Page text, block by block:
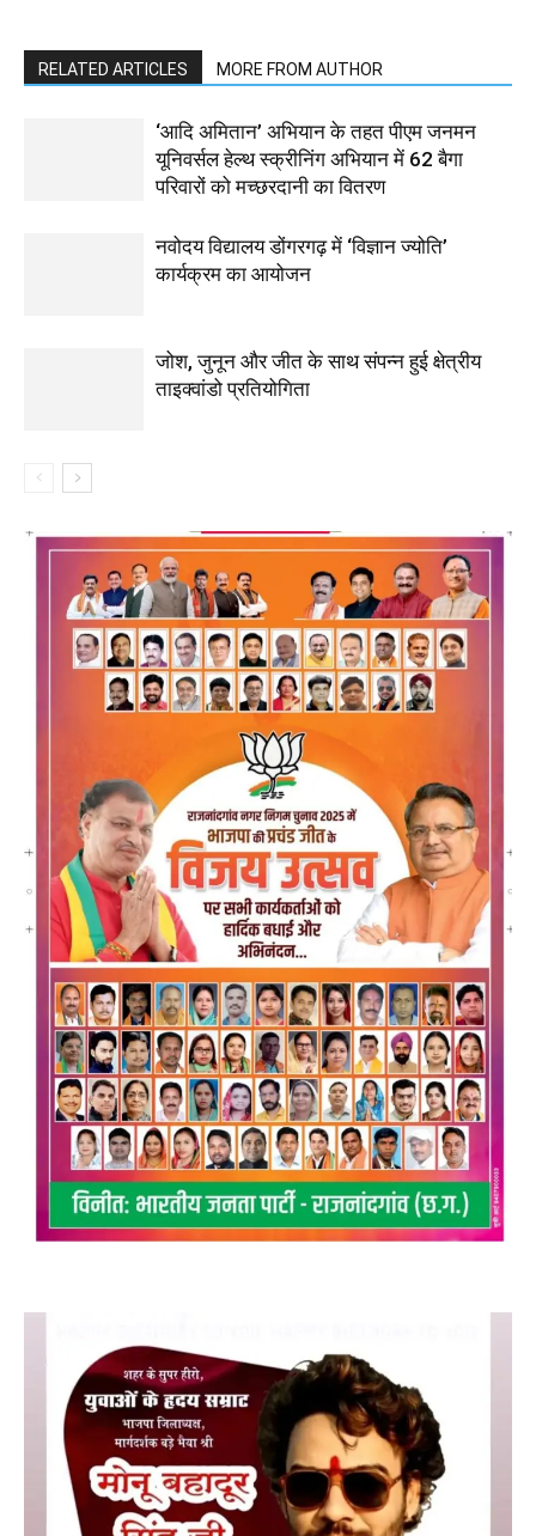
RELATED ARTICLES MORE FROM AUTHOR
‘आदि अमितान’ अभियान के तहत पीएम जनमन
यूनिवर्सल हेल्थ स्क्रीनिंग अभियान में 62 बैगा
परिवारों को मच्छरदानी का वितरण
नवोदय विद्यालय डोंगरगढ़ में ‘विज्ञान ज्योति’
कार्यक्रम का आयोजन
जोश, जुनून और जीत के साथ संपन्न हुई क्षेत्रीय
ताइक्वांडो प्रतियोगिता